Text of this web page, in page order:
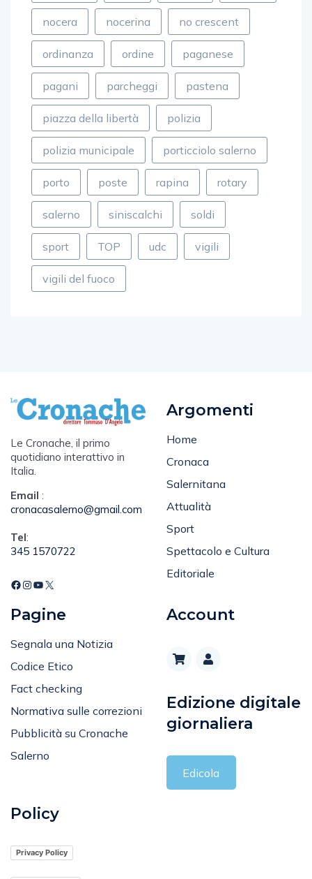
nocera nocerina no crescent
ordinanza ordine paganese
pagani parcheggi pastena
piazza della libertà polizia
polizia municipale porticciolo salerno
porto poste rapina rotary
salerno siniscalchi soldi
sport TOP udc vigili
vigili del fuoco
Le Cronache, il primo
quotidiano interattivo in
Italia.
Email :
cronacasalerno@gmail.com
Tel:
345 1570722
Argomenti
Home
Cronaca
Salernitana
Attualità
Sport
Spettacolo e Cultura
Editoriale
Pagine
Segnala una Notizia
Codice Etico
Fact checking
Normativa sulle correzioni
Pubblicità su Cronache
Salerno
Account
Edizione digitale
giornaliera
Edicola
Policy
Privacy Policy